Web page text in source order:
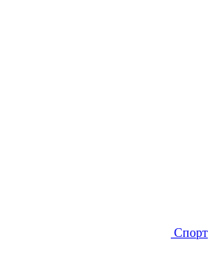
Спорт